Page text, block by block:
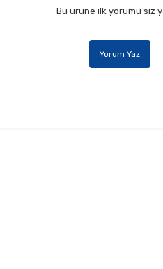
Bu ürüne ilk yorumu siz
Yorum Yaz